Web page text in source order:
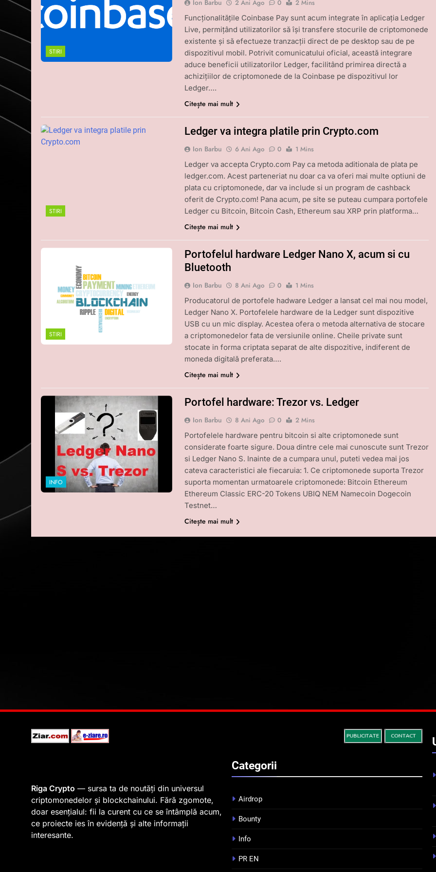
STIRI
Ion Barbu 2 Ani Ago 0
2 Mins
Funcționalitățile Coinbase Pay sunt acum integrate în aplicația Ledger
Live, permițând utilizatorilor să își transfere stocurile de criptomonede
existente și să efectueze tranzacții direct de pe desktop sau de pe
dispozitivul mobil. Potrivit comunicatului oficial, această integrare
aduce beneficii utilizatorilor Ledger, facilitând primirea directă a
achizițiilor de criptomonede de la Coinbase pe dispozitivul lor
Ledger….
Citește mai mult
STIRI
Ledger va integra platile prin Crypto.com
Ion Barbu 6 Ani Ago 0
1 Mins
Ledger va accepta Crypto.com Pay ca metoda aditionala de plata pe
ledger.com. Acest parteneriat nu doar ca va oferi mai multe optiuni de
plata cu criptomonede, dar va include si un program de cashback
oferit de Crypto.com! Pana acum, pe site se puteau cumpara portofele
Ledger cu Bitcoin, Bitcoin Cash, Ethereum sau XRP prin platforma…
Citește mai mult
STIRI
Portofelul hardware Ledger Nano X, acum si cu
Bluetooth
Ion Barbu 8 Ani Ago 0
1 Mins
Producatorul de portofele hadware Ledger a lansat cel mai nou model,
Ledger Nano X. Portofelele hardware de la Ledger sunt dispozitive
USB cu un mic display. Acestea ofera o metoda alternativa de stocare
a criptomonedelor fata de versiunile online. Cheile private sunt
stocate in forma criptata separat de alte dispozitive, indiferent de
moneda digitală preferata….
Citește mai mult
INFO
Portofel hardware: Trezor vs. Ledger
Ion Barbu 8 Ani Ago 0
2 Mins
Portofelele hardware pentru bitcoin si alte criptomonede sunt
considerate foarte sigure. Doua dintre cele mai cunoscute sunt Trezor
si Ledger Nano S. Inainte de a cumpara unul, puteti vedea mai jos
cateva caracteristici ale fiecaruia: 1. Ce criptomonede suporta Trezor
suporta momentan urmatoarele criptomonede: Bitcoin Ethereum
Ethereum Classic ERC-20 Tokens UBIQ NEM Namecoin Dogecoin
Testnet…
Citește mai mult
Riga Crypto — sursa ta de noutăți din universul
criptomonedelor și blockchainului. Fără zgomote,
doar esențialul: fii la curent cu ce se întâmplă acum,
ce proiecte ies în evidență și alte informații
interesante.
Categorii
Airdrop
Bounty
Info
PR EN